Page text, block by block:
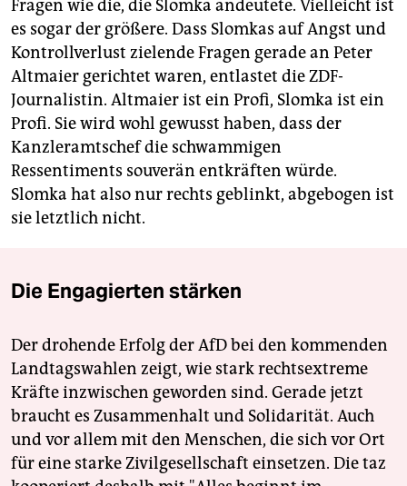
Fragen wie die, die Slomka andeutete. Vielleicht ist
es sogar der größere. Dass Slomkas auf Angst und
Kontrollverlust zielende Fragen gerade an Peter
Altmaier gerichtet waren, entlastet die ZDF-
Journalistin. Altmaier ist ein Profi, Slomka ist ein
Profi. Sie wird wohl gewusst haben, dass der
Kanzleramtschef die schwammigen
Ressentiments souverän entkräften würde.
Slomka hat also nur rechts geblinkt, ­abgebogen ist
sie letztlich nicht.
Die Engagierten stärken
Der drohende Erfolg der AfD bei den kommenden
Landtagswahlen zeigt, wie stark rechtsextreme
Kräfte inzwischen geworden sind. Gerade jetzt
braucht es Zusammenhalt und Solidarität. Auch
und vor allem mit den Menschen, die sich vor Ort
für eine starke Zivilgesellschaft einsetzen. Die taz